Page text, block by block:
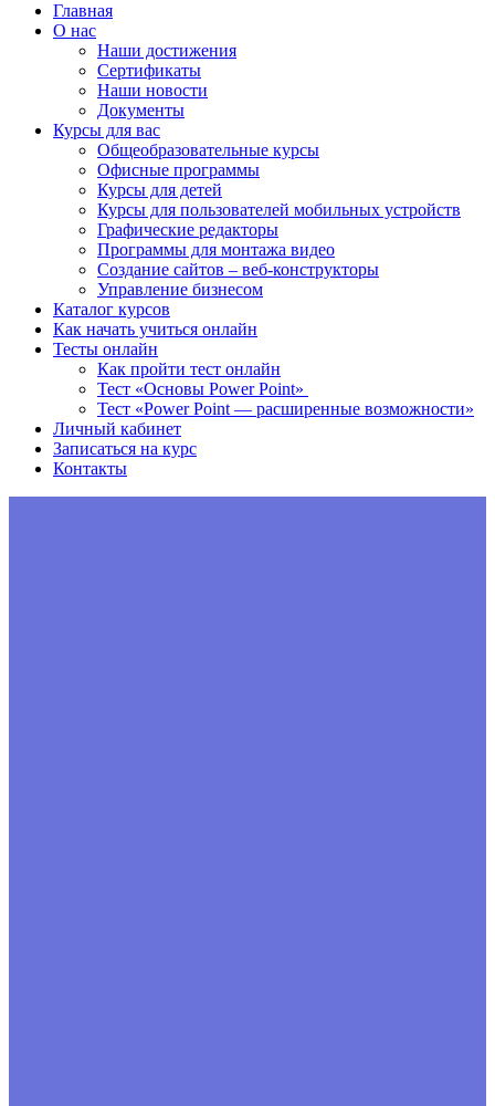
Главная
О нас
Наши достижения
Сертификаты
Наши новости
Документы
Курсы для вас
Общеобразовательные курсы
Офисные программы
Курсы для детей
Курсы для пользователей мобильных устройств
Графические редакторы
Программы для монтажа видео
Создание сайтов – веб-конструкторы
Управление бизнесом
Каталог курсов
Как начать учиться онлайн
Тесты онлайн
Как пройти тест онлайн
Тест «Основы Power Point»
Тест «Power Point — расширенные возможности»
Личный кабинет
Записаться на курс
Контакты